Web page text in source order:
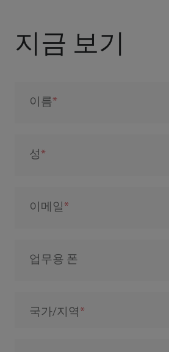
지금 보기
이름
성
이메일
업무용 폰
국가/지역